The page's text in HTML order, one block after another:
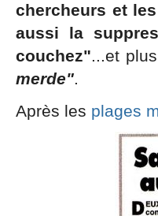
chercheurs et
aussi la
couchez"...et
merde".
Après les plages